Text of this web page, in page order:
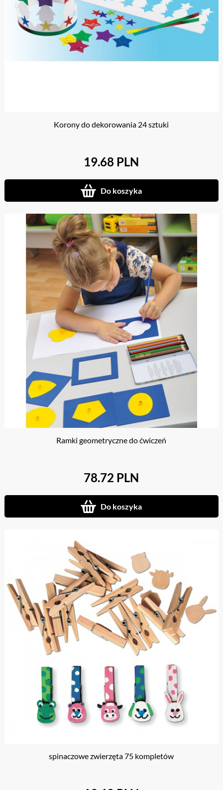
Korony do dekorowania 24 sztuki
19.68 PLN
Do koszyka
Ramki geometryczne do ćwiczeń
78.72 PLN
Do koszyka
spinaczowe zwierzęta 75 kompletów